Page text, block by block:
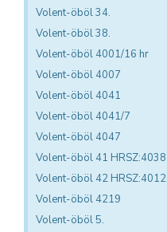
Volent-öböl 34.
Volent-öböl 38.
Volent-öböl 4001/16 hr
Volent-öböl 4007
Volent-öböl 4041
Volent-öböl 4041/7
Volent-öböl 4047
Volent-öböl 41 HRSZ:4038
Volent-öböl 42 HRSZ:4012
Volent-öböl 4219
Volent-öböl 5.